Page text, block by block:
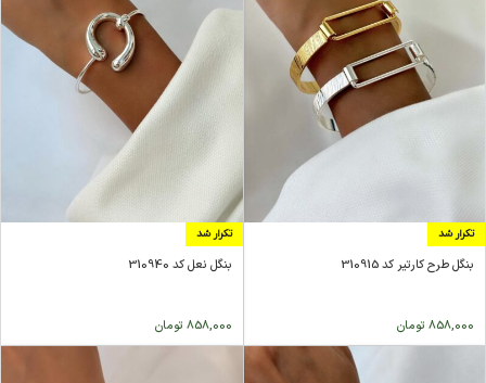
تکرار شد
بنگل طرح کارتیر کد 310915
858,000 تومان
تکرار شد
بنگل نعل کد 310940
858,000 تومان